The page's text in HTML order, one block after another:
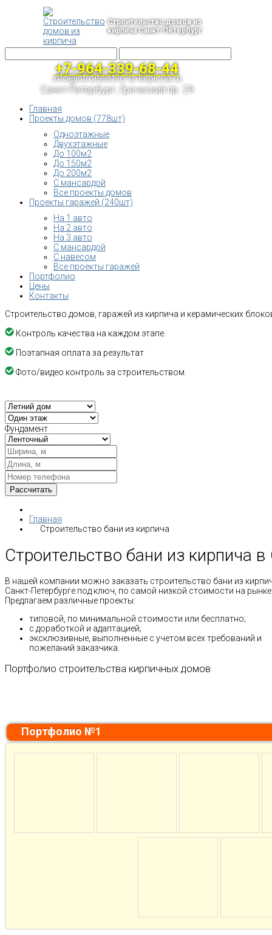
Строительство домов из
кирпича Санкт-Петербург
+7-964-339-68-44
info@stroitelstvo-iz-kirpicha.ru
Санкт-Петербург, Греческий пр. 29
Главная
Проекты домов (778шт)
Одноэтажные
Двухэтажные
До 100м2
До 150м2
До 200м2
С мансардой
Все проекты домов
Проекты гаражей (240шт)
На 1 авто
На 2 авто
На 3 авто
С мансардой
С навесом
Все проекты гаражей
Портфолио
Цены
Контакты
Строительство домов, гаражей из кирпича и керамических
Контроль качества на каждом этапе.
Поэтапная оплата за результат
Фото/видео контроль за строительством.
Фундамент
Главная
Строительство бани из кирпича
Строительство бани из кирпича
В нашей компании можно заказать строительство бани из
Санкт-Петербурге под ключ, по самой низкой стоимости на
Предлагаем различные проекты:
типовой, по минимальной стоимости или бесплатно;
с доработкой и адаптацией;
эксклюзивные, выполненные с учетом всех требований и
пожеланий заказчика.
Портфолио строительства кирпичных домов
Портфолио №1